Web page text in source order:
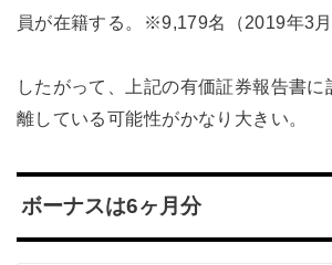
員が在籍する。※9,179名（2019年3月
したがって、上記の有価証券報告書
離している可能性がかなり大きい。
ボーナスは6ヶ月分